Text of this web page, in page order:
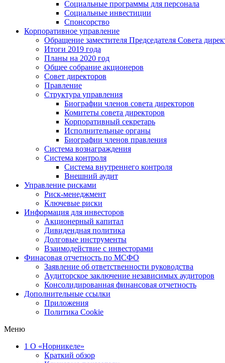
Социальные программы для персонала
Социальные инвестиции
Спонсорство
Корпоративное управление
Обращение заместителя Председателя Совета
Итоги 2019 года
Планы на 2020 год
Общее собрание акционеров
Совет директоров
Правление
Структура управления
Биографии членов совета директоров
Комитеты совета директоров
Корпоративный секретарь
Исполнительные органы
Биографии членов правления
Система вознаграждения
Система контроля
Система внутреннего контроля
Внешний аудит
Управление рисками
Риск-менеджмент
Ключевые риски
Информация для инвесторов
Акционерный капитал
Дивидендная политика
Долговые инструменты
Взаимодействие с инвеcторами
Финасовая отчетность по МСФО
Заявление об ответственности руководства
Аудиторское заключение независимых аудиторов
Консолидированная финансовая отчетность
Дополнительные ссылки
Приложения
Политика Cookie
Меню
1 О «Норникеле»
Краткий обзор